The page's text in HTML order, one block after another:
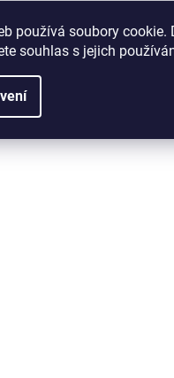
používá soubory
souhlas s jejich
zboží na adresu skladu:
833, Newmann